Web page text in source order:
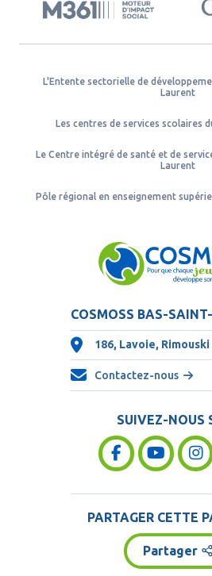
L'Entente sectorielle de
Laurent
Les centres de services scolaires
Le Centre intégré de santé et de
Laurent
Pôle régional en enseignement
COSMOSS BAS-
186, Lavoie, Rimouski
Contactez-nous
SUIVEZ-NOUS
PARTAGER CETTE
Partager